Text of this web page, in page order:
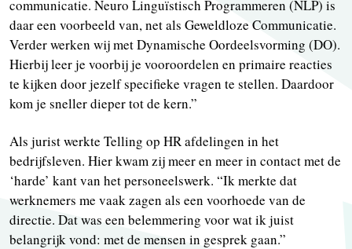
communicatie. Neuro Linguïstisch Programmeren (NLP) is
daar een voorbeeld van, net als Geweldloze Communicatie.
Verder werken wij met Dynamische Oordeelsvorming (DO).
Hierbij leer je voorbij je vooroordelen en primaire reacties
te kijken door jezelf specifieke vragen te stellen. Daardoor
kom je sneller dieper tot de kern.”
Als jurist werkte Telling op HR afdelingen in het
bedrijfsleven. Hier kwam zij meer en meer in contact met de
‘harde’ kant van het personeelswerk. “Ik merkte dat
werknemers me vaak zagen als een voorhoede van de
directie. Dat was een belemmering voor wat ik juist
belangrijk vond: met de mensen in gesprek gaan.”